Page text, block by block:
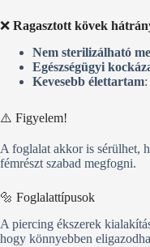
❌ Ragasztott kövek
Nem sterilizálható
Egészségügyi
Kevesebb élettartam
⚠️ Figyelem!
A foglalat akkor is sérülhet,
fémrészt szabad megfogni.
🔩 Foglalattípusok
A piercing ékszerek
hogy könnyebben